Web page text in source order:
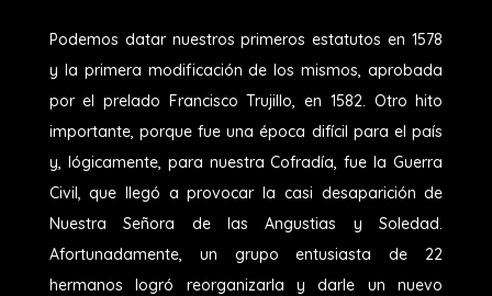
Podemos datar nuestros primeros estatutos en 1578
y la primera modificación de los mismos, aprobada
por el prelado Francisco Trujillo, en 1582. Otro hito
importante, porque fue una época difícil para el país
y, lógicamente, para nuestra Cofradía, fue la Guerra
Civil, que llegó a provocar la casi desaparición de
Nuestra Señora de las Angustias y Soledad.
Afortunadamente, un grupo entusiasta de 22
hermanos logró reorganizarla y darle un nuevo